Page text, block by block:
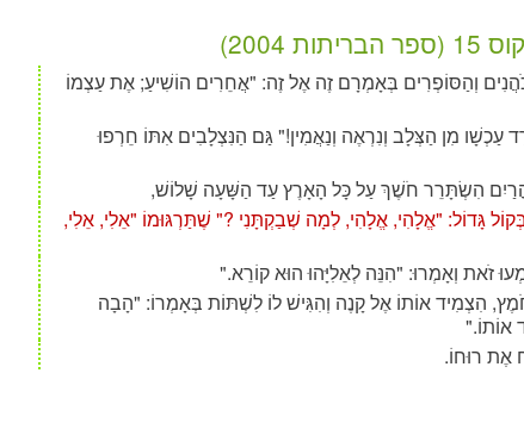
2004)
וְהַסּוֹפְרִים בְּאָמְרָם זֶה אֶל זֶה: "אֲחֵרִים הוֹשִׁיעַ; אֶת עַצְמוֹ
מִן הַצְּלָב וְנִרְאֶה וְנַאֲמִין!" גַּם הַנִּצְלָבִים אִתּוֹ חֵרְפוּ
הִשְׂתָּרֵר חֹשֶׁךְ עַל כָּל הָאָרֶץ עַד הַשָּׁעָה שָׁלוֹשׁ,
גָּדוֹל: "אֱלָהִי, אֱלָהִי, לְמָה שְׁבַקְתָּנִי ?" שֶׁתַּרְגּוּמוֹ "אֵלִי, אֵלִי,
זֹאת וְאָמְרוּ: "הִנֵּה לְאֵלִיָּהוּ הוּא קוֹרֵא."
הִצְמִיד אוֹתוֹ אֶל קָנֶה וְהִגִּישׁ לוֹ לִשְׁתּוֹת בְּאָמְרוֹ: "הָבָה
אוֹתוֹ."
אֶת רוּחוֹ.